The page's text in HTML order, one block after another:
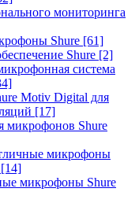
мониторинга
Shure [61]
Shure [2]
система
Motiv Digital для
[17]
микрофонов Shure
микрофоны
[14]
микрофоны Shure